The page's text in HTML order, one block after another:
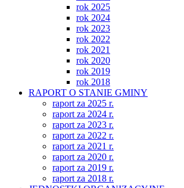
rok 2025
rok 2024
rok 2023
rok 2022
rok 2021
rok 2020
rok 2019
rok 2018
RAPORT O STANIE GMINY
raport za 2025 r.
raport za 2024 r.
raport za 2023 r.
raport za 2022 r.
raport za 2021 r.
raport za 2020 r.
raport za 2019 r.
raport za 2018 r.